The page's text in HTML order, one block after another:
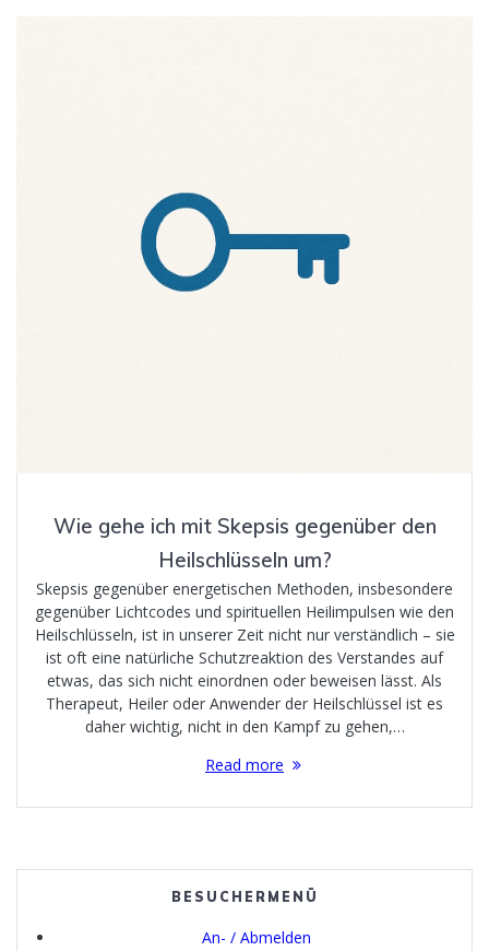
Wie gehe ich mit Skepsis gegenüber den
Heilschlüsseln um?
Skepsis gegenüber energetischen Methoden, insbesondere
gegenüber Lichtcodes und spirituellen Heilimpulsen wie den
Heilschlüsseln, ist in unserer Zeit nicht nur verständlich – sie
ist oft eine natürliche Schutzreaktion des Verstandes auf
etwas, das sich nicht einordnen oder beweisen lässt. Als
Therapeut, Heiler oder Anwender der Heilschlüssel ist es
daher wichtig, nicht in den Kampf zu gehen,…
Read more
BESUCHERMENÜ
An- / Abmelden